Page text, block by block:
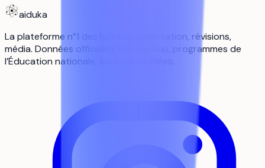
aiduka
La plateforme n°1 des lycéens : orientation, révisions,
média. Données officielles Parcoursup, programmes de
l’Éducation nationale, sources vérifiées.